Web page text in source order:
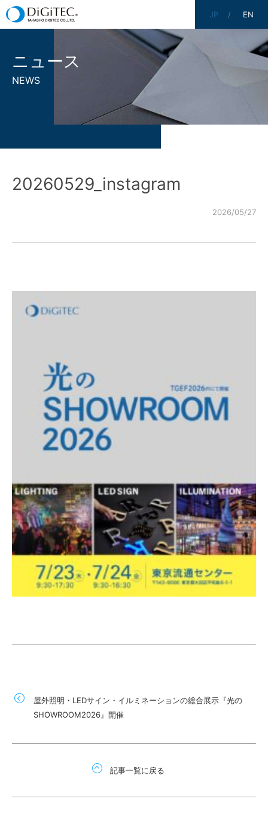
JP EN
ニュース
NEWS
20260529_instagram
2026/05/27
屋外照明・LEDサイン・イルミネーションの総合展示『光の
SHOWROOM2026』開催
記事一覧に戻る